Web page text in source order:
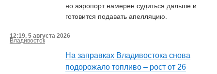
но аэропорт намерен судиться дальше и
готовится подавать апелляцию.
12:19, 5 августа 2026
Владивосток
На заправках Владивостока снова
подорожало топливо – рост от 26